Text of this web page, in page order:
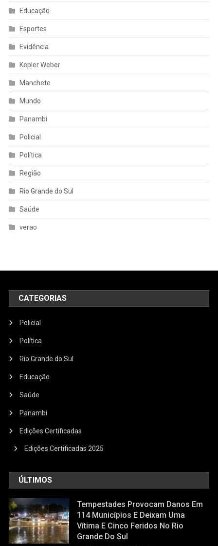
Educação
Esportes
Evidência
Kepler Weber
Manchete
Mundo
Panambi
Policial
Política
Região
Rio Grande do Sul
Saúde
verao
CATEGORIAS
Policial
Política
Rio Grande do Sul
Educação
Saúde
Panambi
Edições Certificadas
Edições Certificadas 2025
ÚLTIMOS
Tempestades Provocam Danos Em
114 Municípios E Deixam Uma
Vítima E Cinco Feridos No Rio
Grande Do Sul